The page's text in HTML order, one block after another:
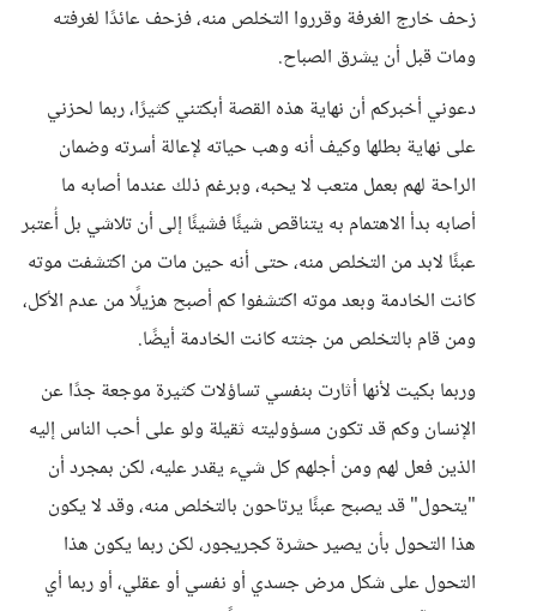
زحف خارج الغرفة وقرروا التخلص منه، فزحف عائدًا لغرفته
ومات قبل أن يشرق الصباح.
دعوني أخبركم أن نهاية هذه القصة أبكتني كثيرًا، ربما لحزني
على نهاية بطلها وكيف أنه وهب حياته لإعالة أسرته وضمان
الراحة لهم بعمل متعب لا يحبه، وبرغم ذلك عندما أصابه ما
أصابه بدأ الاهتمام به يتناقص شيئًا فشيئًا إلى أن تلاشي بل أُعتبر
عبئًا لابد من التخلص منه، حتى أنه حين مات من اكتشفت موته
كانت الخادمة وبعد موته اكتشفوا كم أصبح هزيلًا من عدم الأكل،
ومن قام بالتخلص من جثته كانت الخادمة أيضًا.
وربما بكيت لأنها أثارت بنفسي تساؤلات كثيرة موجعة جدًا عن
الإنسان وكم قد تكون مسؤوليته ثقيلة ولو على أحب الناس إليه
الذين فعل لهم ومن أجلهم كل شيء يقدر عليه، لكن بمجرد أن
"يتحول" قد يصبح عبئًا يرتاحون بالتخلص منه، وقد لا يكون
هذا التحول بأن يصير حشرة كجريجور، لكن ربما يكون هذا
التحول على شكل مرض جسدي أو نفسي أو عقلي، أو ربما أي